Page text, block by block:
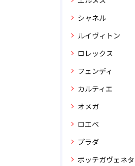
シャネル
ルイヴィトン
ロレックス
フェンディ
カルティエ
オメガ
ロエベ
プラダ
ボッテガヴェネタ